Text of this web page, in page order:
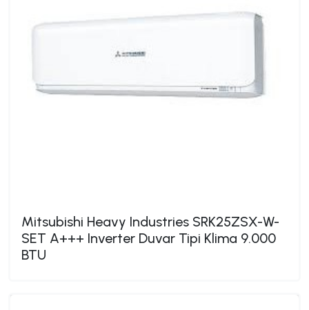
Mitsubishi Heavy Industries SRK25ZSX-W-
SET A+++ Inverter Duvar Tipi Klima 9.000
BTU